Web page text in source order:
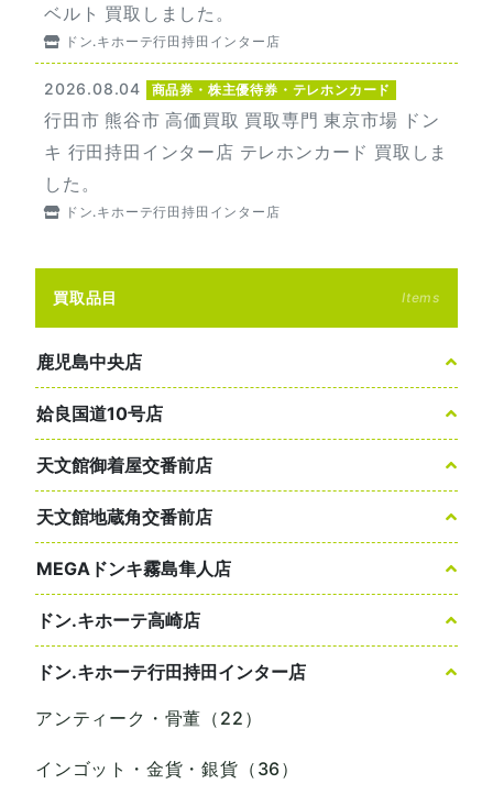
ベルト 買取しました。
ドン.キホーテ行田持田インター店
2026.08.04 商品券・株主優待券・テレホンカード
行田市 熊谷市 高価買取 買取専門 東京市場 ドン
キ 行田持田インター店 テレホンカード 買取しま
した。
ドン.キホーテ行田持田インター店
買取品目 Items
鹿児島中央店
姶良国道10号店
天文館御着屋交番前店
天文館地蔵角交番前店
MEGAドンキ霧島隼人店
ドン.キホーテ高崎店
ドン.キホーテ行田持田インター店
アンティーク・骨董（22）
インゴット・金貨・銀貨（36）